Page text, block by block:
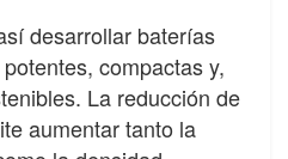
desarrollar baterías
compactas y,
La reducción de
aumentar tanto la